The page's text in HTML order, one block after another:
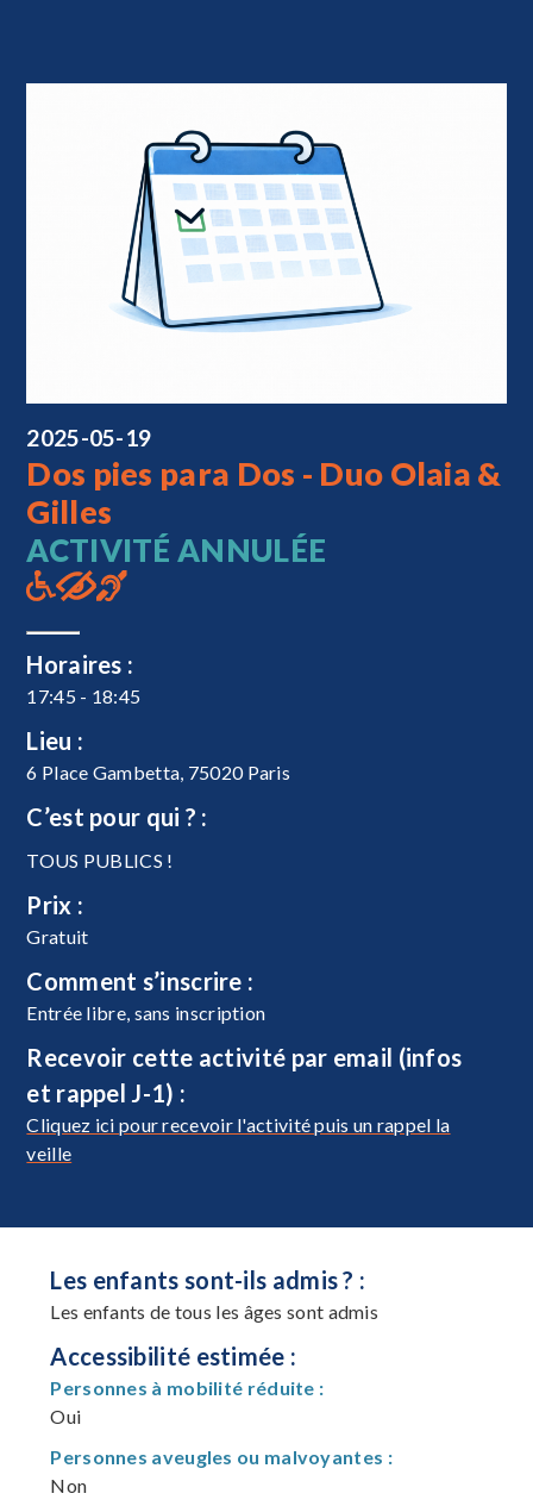
2025-05-19
Dos pies para Dos - Duo Olaia &
Gilles
ACTIVITÉ ANNULÉE
Horaires :
17:45 - 18:45
Lieu :
6 Place Gambetta, 75020 Paris
C’est pour qui ? :
TOUS PUBLICS !
Prix :
Gratuit
Comment s’inscrire :
Entrée libre, sans inscription
Recevoir cette activité par email (infos
et rappel J-1) :
Cliquez ici pour recevoir l'activité puis un rappel la
veille
Les enfants sont-ils admis ? :
Les enfants de tous les âges sont admis
Accessibilité estimée :
Personnes à mobilité réduite :
Oui
Personnes aveugles ou malvoyantes :
Non